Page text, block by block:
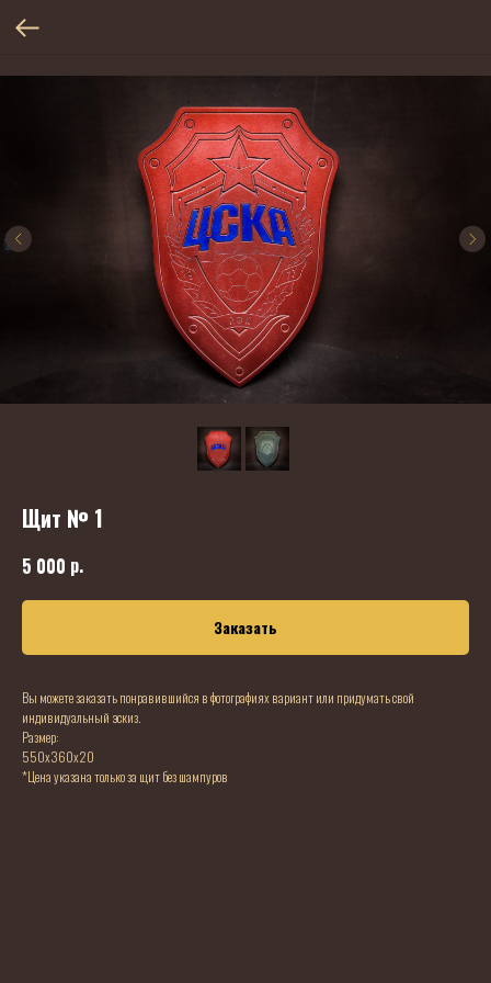
Щит № 1
5 000 р.
Заказать
Вы можете заказать понравившийся в фотографиях вариант или придумать свой
индивидуальный эскиз.
Размер:
550х360х20
*Цена указана только за щит без шампуров